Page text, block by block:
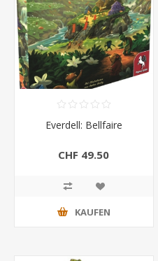
Everdell: Bellfaire
CHF 49.50
KAUFEN